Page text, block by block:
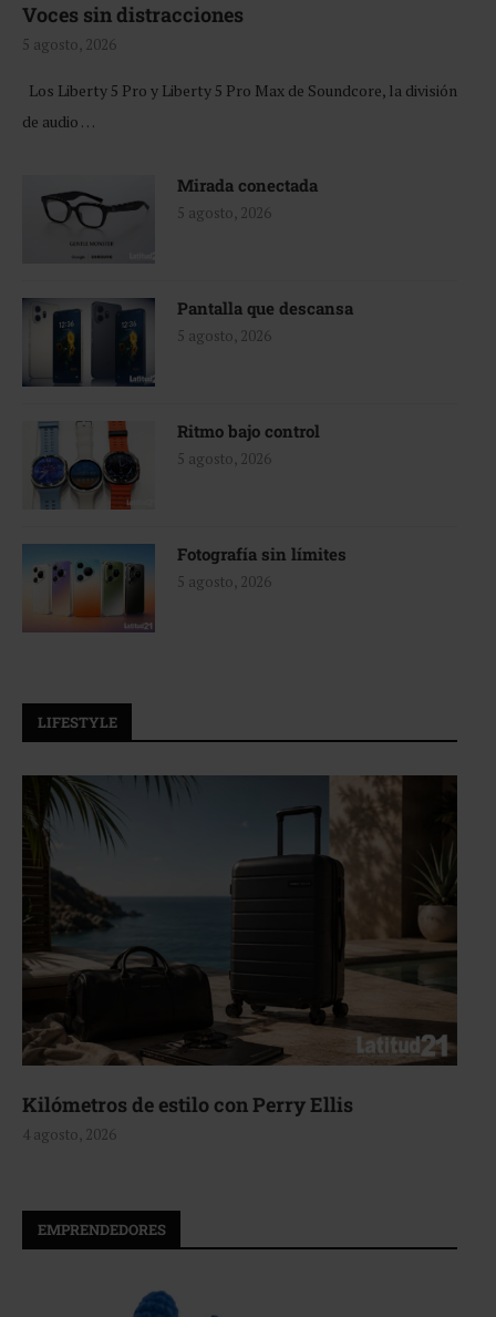
Voces sin distracciones
5 agosto, 2026
Los Liberty 5 Pro y Liberty 5 Pro Max de Soundcore, la división
de audio …
Mirada conectada
5 agosto, 2026
Pantalla que descansa
5 agosto, 2026
Ritmo bajo control
5 agosto, 2026
Fotografía sin límites
5 agosto, 2026
LIFESTYLE
Aerie, texturas que fluyen
4 agosto, 2026
EMPRENDEDORES